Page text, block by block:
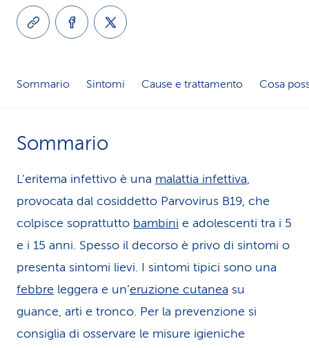
r
v
i
z
i
o
Sommario Sintomi Cause e trattamento Cosa
Sommario
L’eritema infettivo è una malattia infettiva,
provocata dal cosiddetto Parvovirus B19, che
colpisce soprattutto bambini e adolescenti tra i 5
e i 15 anni. Spesso il decorso è privo di sintomi o
presenta sintomi lievi. I sintomi tipici sono una
febbre leggera e un’eruzione cutanea su
guance, arti e tronco. Per la prevenzione si
consiglia di osservare le misure igieniche